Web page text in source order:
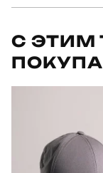
Модель
С ЭТИМ